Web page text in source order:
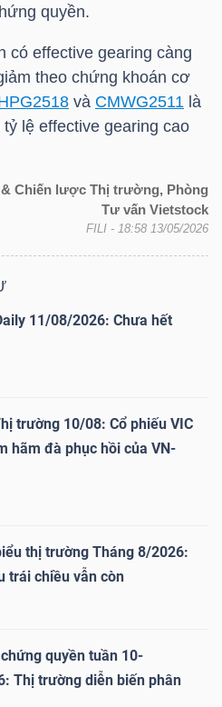
quyền.
có effective gearing càng
theo chứng khoán cơ
và CMWG2511 là
lệ effective gearing cao
Chiến lược Thị trường, Phòng
Tư vấn Vietstock
FILI - 18:58 13/05/2026
11/08/2026: Chưa hết
trường 10/08: Cổ phiếu VIC
hãm đà phục hồi của VN-
thị trường Tháng 8/2026:
trái chiều vẫn còn
quyền tuần 10-
Thị trường diễn biến phân